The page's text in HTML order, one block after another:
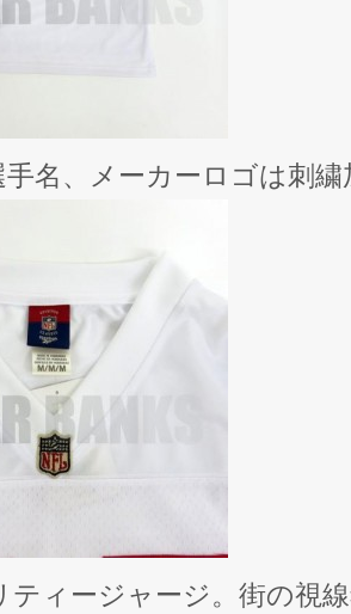
手名、メーカーロゴは刺繍
ティージャージ。街の視